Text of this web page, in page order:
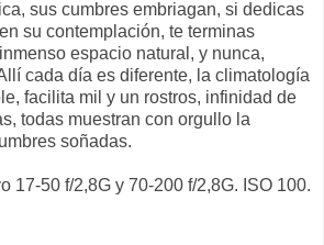
sus cumbres embriagan, si dedicas
su contemplación, te terminas
espacio natural, y nunca,
cada día es diferente, la climatología
facilita mil y un rostros, infinidad de
todas muestran con orgullo la
soñadas.
17-50 f/2,8G y 70-200 f/2,8G. ISO 100.